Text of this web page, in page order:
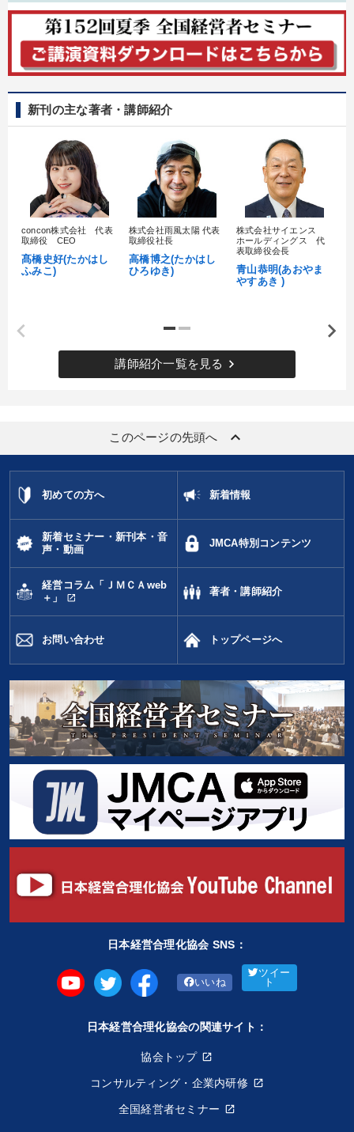
新刊の主な著者・講師紹介
concon株式会社 代表
取締役 CEO
髙橋史好(たかはし
ふみこ)
株式会社雨風太陽 代表
取締役社長
高橋博之(たかはし
ひろゆき)
株式会社サイエンス
ホールディングス 代
表取締役会長
青山恭明(あおやま
やすあき )
講師紹介一覧を見る keyboard_arrow_right
このページの先頭へ keyboard_arrow_up
初めての方へ 新着情報
新着セミナー・新刊本・音
声・動画
JMCA特別コンテンツ
経営コラム「ＪＭＣＡweb
＋」
open_in_new
著者・講師紹介
お問い合わせ トップページへ
日本経営合理化協会 SNS：
いいね
ツイー
ト
日本経営合理化協会の関連サイト：
協会トップ
コンサルティング・企業内研修
全国経営者セミナー